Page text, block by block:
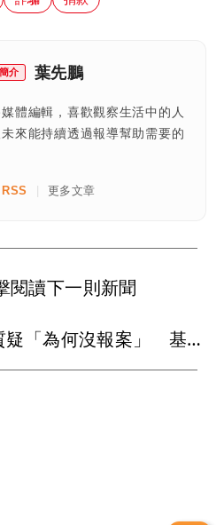
介 葉先鵬
體編輯，喜歡觀察生活中的人
來能持續透過報導幫助需要的
更多文章
閱讀下一則新聞
慈濟被騙10.6億遭質疑「為何沒報案」 基金會回應：已委託律師全權處理